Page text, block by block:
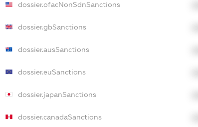
dossier.ofacNonSdnSanctions
dossier.gbSanctions
dossier.ausSanctions
dossier.euSanctions
dossier.japanSanctions
dossier.canadaSanctions